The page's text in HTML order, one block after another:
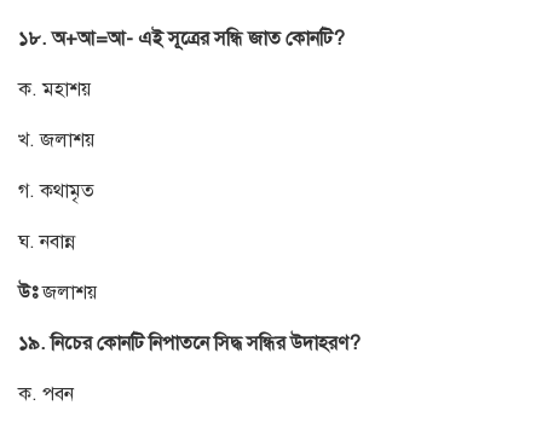
১৮. অ+আ=আ- এই সূত্রের সন্ধি জাত কোনটি?
ক. মহাশয়
খ. জলাশয়
গ. কথামৃত
ঘ. নবান্ন
উঃজলাশয়
১৯. নিচের কোনটি নিপাতনে সিদ্ধ সন্ধির উদাহরণ?
ক. পবন